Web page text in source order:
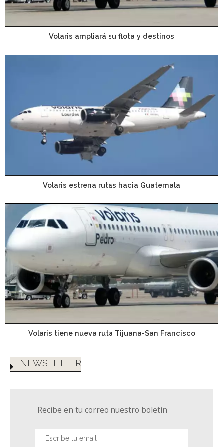
Volaris ampliará su flota y destinos
Volaris estrena rutas hacia Guatemala
Volaris tiene nueva ruta Tijuana-San Francisco
NEWSLETTER
Recibe en tu correo nuestro boletín